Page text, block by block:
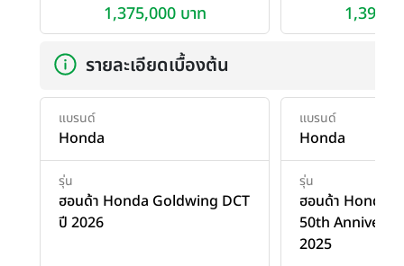
1,375,000 บาท
รายละเอียดเบื้องต้น
แบรนด์
Honda
รุ่น
ฮอนด้า Honda Goldwing DCT
ปี 2026
แบรนด์
Honda
รุ่น
ฮอนด้า Honda
50th
2025